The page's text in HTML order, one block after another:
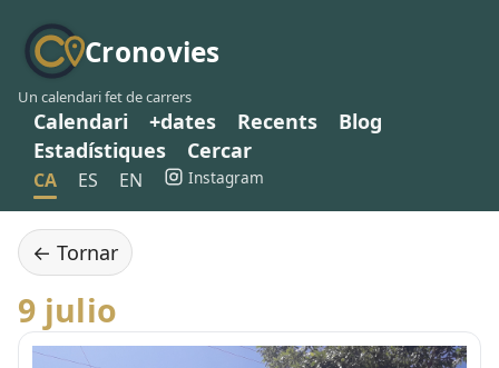
Cronovies
Un calendari fet de carrers
Calendari +dates Recents
Blog
Estadístiques
Cercar
CA ES EN Instagram
← Tornar
9 julio